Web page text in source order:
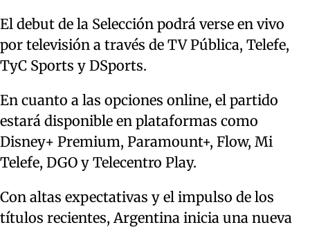
El debut de la Selección podrá verse en vivo
por televisión a través de TV Pública, Telefe,
TyC Sports y DSports.
En cuanto a las opciones online, el partido
estará disponible en plataformas como
Disney+ Premium, Paramount+, Flow, Mi
Telefe, DGO y Telecentro Play.
Con altas expectativas y el impulso de los
títulos recientes, Argentina inicia una nueva